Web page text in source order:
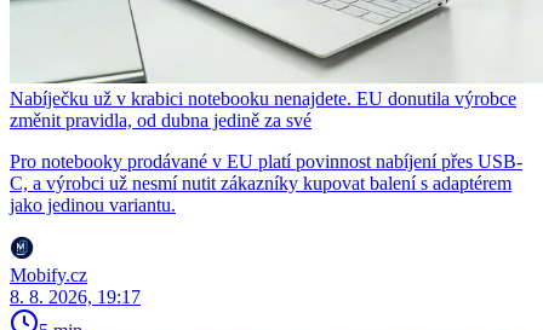
Nabíječku už v krabici notebooku nenajdete. EU donutila výrobce
změnit pravidla, od dubna jedině za své
Pro notebooky prodávané v EU platí povinnost nabíjení přes USB-
C, a výrobci už nesmí nutit zákazníky kupovat balení s adaptérem
jako jedinou variantu.
Mobify.cz
8. 8. 2026, 19:17